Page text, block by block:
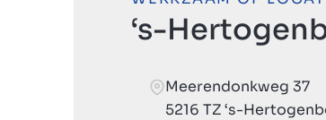
‘s-
Meerendonkweg 37
5216 TZ ‘s-